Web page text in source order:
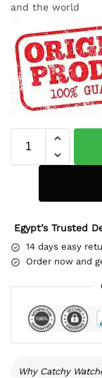
and the world
Egypt’s Trusted
14 days easy
Order now and
Why Catchy